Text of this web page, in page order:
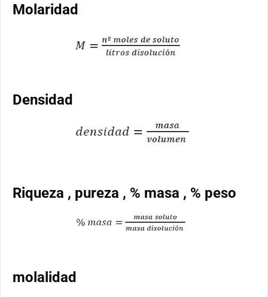
Molaridad
Densidad
Riqueza , pureza , % masa , % peso
molalidad